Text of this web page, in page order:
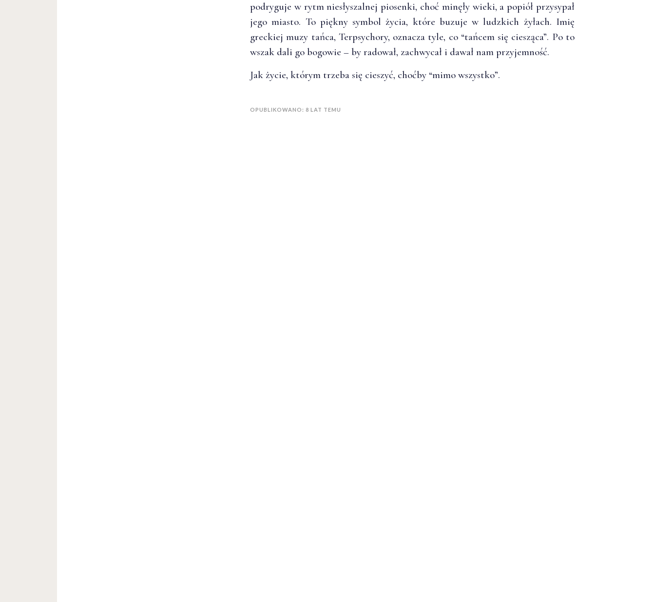
podryguje w rytm niesłyszalnej piosenki, choć minęły wieki, a popiół przysypał
jego miasto. To piękny symbol życia, które buzuje w ludzkich żyłach. Imię
greckiej muzy tańca, Terpsychory, oznacza tyle, co “tańcem się ciesząca”. Po to
wszak dali go bogowie – by radował, zachwycał i dawał nam przyjemność.
Jak życie, którym trzeba się cieszyć, choćby “mimo wszystko”.
OPUBLIKOWANO: 8 LAT TEMU